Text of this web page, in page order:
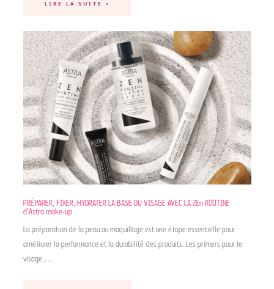
LIRE LA SUITE »
PRÉPARER, FIXER, HYDRATER LA BASE DU VISAGE AVEC LA ZEn ROUTINE
d’Astra make-up
La préparation de la peau au maquillage est une étape essentielle pour
améliorer la performance et la durabilité des produits. Les primers pour le
visage,…